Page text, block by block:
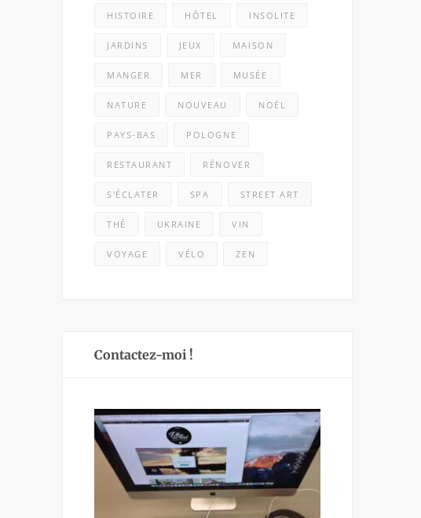
HISTOIRE HÔTEL INSOLITE
JARDINS JEUX MAISON
MANGER MER MUSÉE
NATURE NOUVEAU NOËL
PAYS-BAS POLOGNE
RESTAURANT RÉNOVER
S'ÉCLATER SPA STREET ART
THÉ UKRAINE VIN
VOYAGE VÉLO ZEN
Contactez-moi !